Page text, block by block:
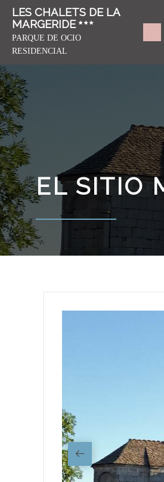
LES CHALETS DE LA
MARGERIDE
PARQUE DE OCIO
RESIDENCIAL
EL SITIO